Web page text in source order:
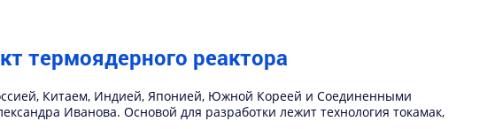
термоядерного реактора
Китаем, Индией, Японией, Южной Кореей и Соединенными
Иванова. Основой для разработки лежит технология токамак,